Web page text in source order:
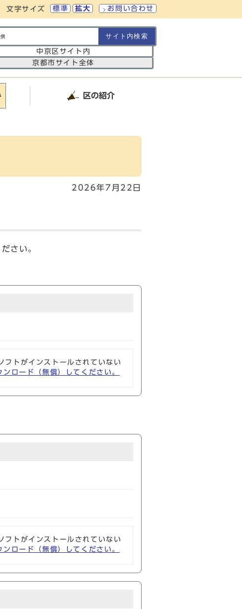
文字サイズ 標準 拡大 お問い合わせ
索の範囲
中京区サイト内
京都市サイト全体
区の紹介
2026年7月22日
さい。
トがインストールされていない
ード（無償）してください。
トがインストールされていない
ード（無償）してください。